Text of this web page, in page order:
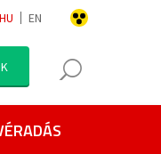
HU EN